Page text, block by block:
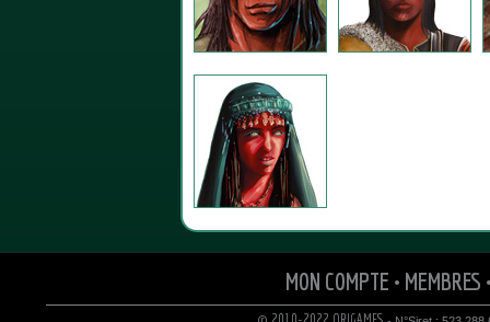
MON COMPTE • MEMBRES